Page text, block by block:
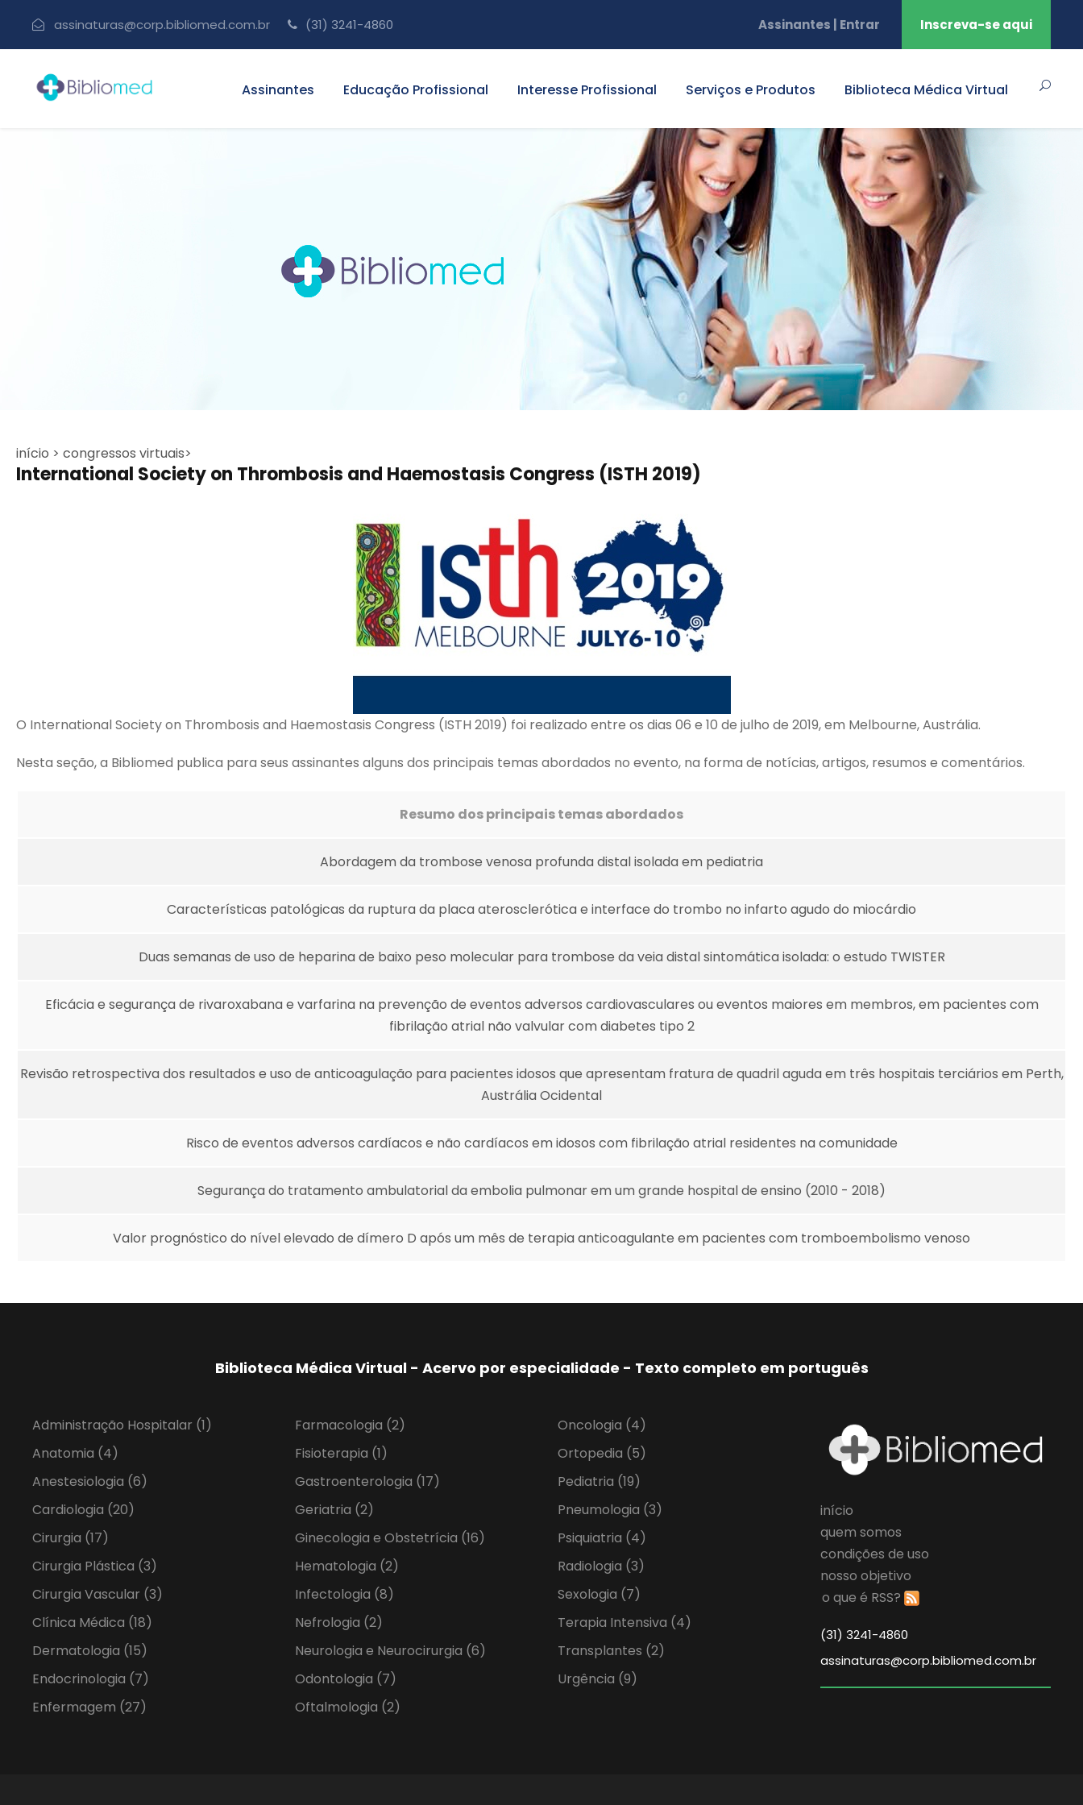
assinaturas@corp.bibliomed.com.br (31) 3241-4860 Assinantes | Entrar Inscreva-se aqui
Assinantes Educação Profissional Interesse Profissional Serviços e Produtos Biblioteca Médica Virtual
início > congressos virtuais>
International Society on Thrombosis and Haemostasis Congress (ISTH 2019)
O International Society on Thrombosis and Haemostasis Congress (ISTH 2019) foi realizado entre os dias 06 e 10 de julho de 2019, em Melbourne, Austrália.
Nesta seção, a Bibliomed publica para seus assinantes alguns dos principais temas abordados no evento, na forma de notícias, artigos, resumos e comentários.
Resumo dos principais temas abordados
Abordagem da trombose venosa profunda distal isolada em pediatria
Características patológicas da ruptura da placa aterosclerótica e interface do trombo no infarto agudo do miocárdio
Duas semanas de uso de heparina de baixo peso molecular para trombose da veia distal sintomática isolada: o estudo TWISTER
Eficácia e segurança de rivaroxabana e varfarina na prevenção de eventos adversos cardiovasculares ou eventos maiores em membros, em pacientes com
fibrilação atrial não valvular com diabetes tipo 2
Revisão retrospectiva dos resultados e uso de anticoagulação para pacientes idosos que apresentam fratura de quadril aguda em três hospitais terciários em Perth,
Austrália Ocidental
Risco de eventos adversos cardíacos e não cardíacos em idosos com fibrilação atrial residentes na comunidade
Segurança do tratamento ambulatorial da embolia pulmonar em um grande hospital de ensino (2010 - 2018)
Valor prognóstico do nível elevado de dímero D após um mês de terapia anticoagulante em pacientes com tromboembolismo venoso
Biblioteca Médica Virtual - Acervo por especialidade - Texto completo em português
Administração Hospitalar (1)
Anatomia (4)
Anestesiologia (6)
Cardiologia (20)
Cirurgia (17)
Cirurgia Plástica (3)
Cirurgia Vascular (3)
Clínica Médica (18)
Dermatologia (15)
Endocrinologia (7)
Enfermagem (27)
Farmacologia (2)
Fisioterapia (1)
Gastroenterologia (17)
Geriatria (2)
Ginecologia e Obstetrícia (16)
Hematologia (2)
Infectologia (8)
Nefrologia (2)
Neurologia e Neurocirurgia (6)
Odontologia (7)
Oftalmologia (2)
Oncologia (4)
Ortopedia (5)
Pediatria (19)
Pneumologia (3)
Psiquiatria (4)
Radiologia (3)
Sexologia (7)
Terapia Intensiva (4)
Transplantes (2)
Urgência (9)
início
quem somos
condições de uso
nosso objetivo
o que é RSS?
(31) 3241-4860
assinaturas@corp.bibliomed.com.br